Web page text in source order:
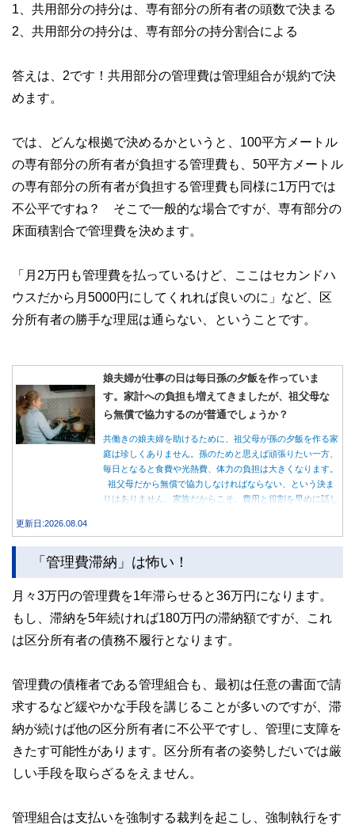
1、共用部分の持分は、専有部分の所有者の頭数で決まる
2、共用部分の持分は、専有部分の持分割合による
答えは、2です！共用部分の管理費は管理組合が規約で決
めます。
では、どんな根拠で決めるかというと、100平方メートル
の専有部分の所有者が負担する管理費も、50平方メートル
の専有部分の所有者が負担する管理費も同様に1万円では
不公平ですね？ そこで一般的な場合ですが、専有部分の
床面積割合で管理費を決めます。
「月2万円も管理費を払っているけど、ここはセカンドハ
ウスだから月5000円にしてくれれば良いのに」など、区
分所有者の勝手な理屈は通らない、ということです。
娘夫婦が仕事の日は毎日孫の夕飯を作っていま
す。家計への負担も増えてきましたが、祖父母な
ら無償で協力するのが普通でしょうか？
共働きの娘夫婦を助けるために、祖父母が孫の夕飯を作る家
庭は珍しくありません。孫のためと思えば頑張りたい一方、
毎日となると食費や光熱費、体力の負担は大きくなります。
祖父母だから無償で協力しなければならない、という決ま
りはありません。家族だからこそ、費用と役割を早めに話し
更新日:2026.08.04
「管理費滞納」は怖い！
月々3万円の管理費を1年滞らせると36万円になります。
もし、滞納を5年続ければ180万円の滞納額ですが、これ
は区分所有者の債務不履行となります。
管理費の債権者である管理組合も、最初は任意の書面で請
求するなど緩やかな手段を講じることが多いのですが、滞
納が続けば他の区分所有者に不公平ですし、管理に支障を
きたす可能性があります。区分所有者の姿勢しだいでは厳
しい手段を取らざるをえません。
管理組合は支払いを強制する裁判を起こし、強制執行をす